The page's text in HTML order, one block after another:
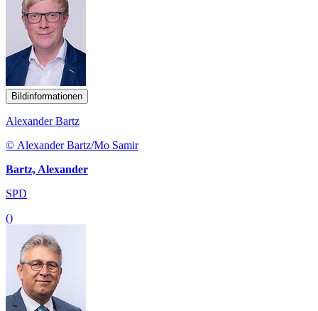
Bildinformationen
Alexander Bartz
© Alexander Bartz/Mo Samir
Bartz, Alexander
SPD
()